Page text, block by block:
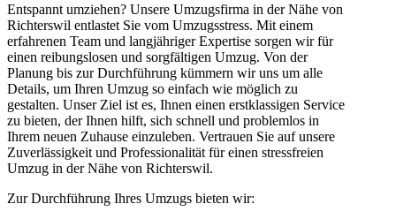
Entspannt umziehen? Unsere Umzugsfirma in der Nähe von
Richterswil entlastet Sie vom Umzugsstress. Mit einem
erfahrenen Team und langjähriger Expertise sorgen wir für
einen reibungslosen und sorgfältigen Umzug. Von der
Planung bis zur Durchführung kümmern wir uns um alle
Details, um Ihren Umzug so einfach wie möglich zu
gestalten. Unser Ziel ist es, Ihnen einen erstklassigen Service
zu bieten, der Ihnen hilft, sich schnell und problemlos in
Ihrem neuen Zuhause einzuleben. Vertrauen Sie auf unsere
Zuverlässigkeit und Professionalität für einen stressfreien
Umzug in der Nähe von Richterswil.
Zur Durchführung Ihres Umzugs bieten wir: